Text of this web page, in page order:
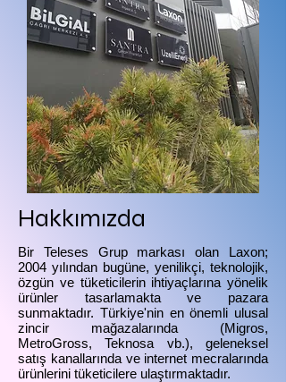
Hakkımızda
Bir Teleses Grup markası olan Laxon;
2004 yılından bugüne, yenilikçi, teknolojik,
özgün ve tüketicilerin ihtiyaçlarına yönelik
ürünler tasarlamakta ve pazara
sunmaktadır. Türkiye'nin en önemli ulusal
zincir mağazalarında (Migros,
MetroGross, Teknosa vb.), geleneksel
satış kanallarında ve internet mecralarında
ürünlerini tüketicilere ulaştırmaktadır.